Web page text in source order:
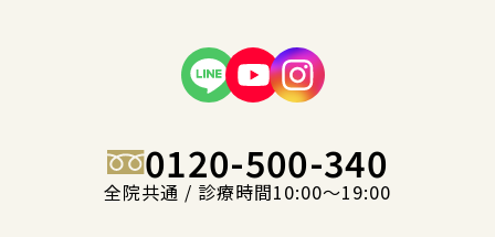
0120-500-340
全院共通 / 診療時間10:00〜19:00